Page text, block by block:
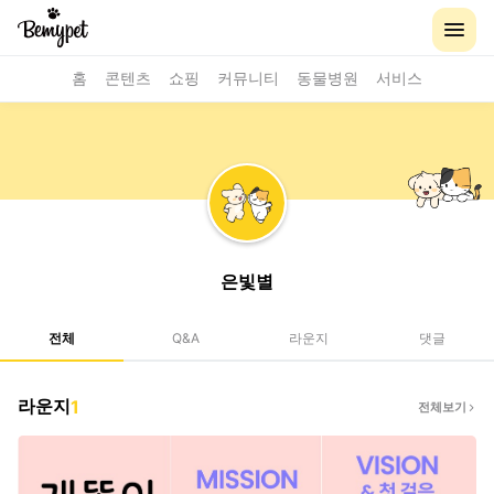
홈 콘텐츠 쇼핑 커뮤니티 동물병원 서비스
은빛별
전체 Q&A 라운지 댓글
라운지1 전체보기